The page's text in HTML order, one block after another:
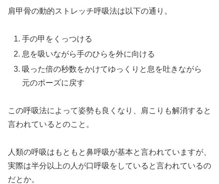
肩甲骨の動的ストレッチ呼吸法は以下の通り。
手の甲をくっつける
息を吸いながら手のひらを外に向ける
吸った倍の秒数をかけてゆっくりと息を吐きながら
元のポーズに戻す
この呼吸法によって姿勢も良くなり、肩こりも解消すると
言われているとのこと。
人類の呼吸はもともと鼻呼吸が基本と言われていますが、
実際は半分以上の人が口呼吸をしていると言われているの
だとか。